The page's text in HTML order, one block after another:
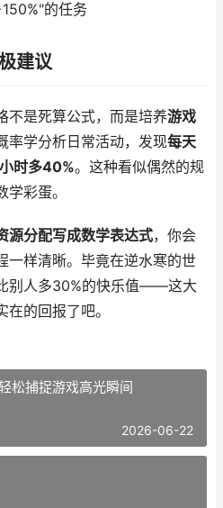
的任务
建议
不是死算公式，而是培养游戏
率学分析日常活动，发现每天
时多40%。这种看似偶然的规
彩蛋。
源分配写成数学表达式，你会
一样清晰。毕竟在逆水寒的世
别人多30%的快乐值——这大
的回报了吧。
松捕捉游戏高光瞬间
2026-06-22